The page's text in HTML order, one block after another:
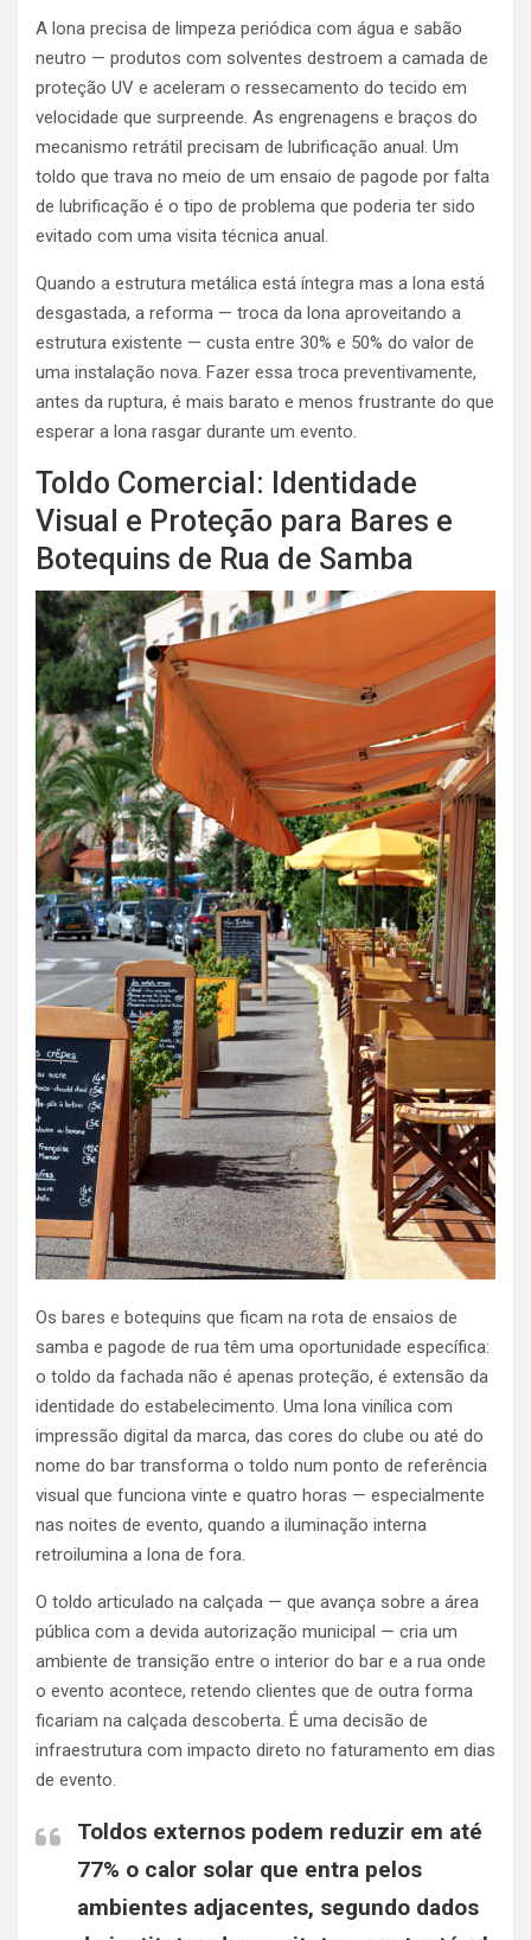
A lona precisa de limpeza periódica com água e sabão
neutro — produtos com solventes destroem a camada de
proteção UV e aceleram o ressecamento do tecido em
velocidade que surpreende. As engrenagens e braços do
mecanismo retrátil precisam de lubrificação anual. Um
toldo que trava no meio de um ensaio de pagode por falta
de lubrificação é o tipo de problema que poderia ter sido
evitado com uma visita técnica anual.
Quando a estrutura metálica está íntegra mas a lona está
desgastada, a reforma — troca da lona aproveitando a
estrutura existente — custa entre 30% e 50% do valor de
uma instalação nova. Fazer essa troca preventivamente,
antes da ruptura, é mais barato e menos frustrante do que
esperar a lona rasgar durante um evento.
Toldo Comercial: Identidade
Visual e Proteção para Bares e
Botequins de Rua de Samba
Os bares e botequins que ficam na rota de ensaios de
samba e pagode de rua têm uma oportunidade específica:
o toldo da fachada não é apenas proteção, é extensão da
identidade do estabelecimento. Uma lona vinílica com
impressão digital da marca, das cores do clube ou até do
nome do bar transforma o toldo num ponto de referência
visual que funciona vinte e quatro horas — especialmente
nas noites de evento, quando a iluminação interna
retroilumina a lona de fora.
O toldo articulado na calçada — que avança sobre a área
pública com a devida autorização municipal — cria um
ambiente de transição entre o interior do bar e a rua onde
o evento acontece, retendo clientes que de outra forma
ficariam na calçada descoberta. É uma decisão de
infraestrutura com impacto direto no faturamento em dias
de evento.
Toldos externos podem reduzir em até
77% o calor solar que entra pelos
ambientes adjacentes, segundo dados